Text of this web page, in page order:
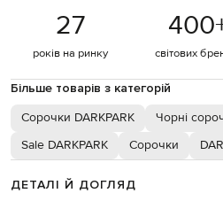
27
років на ринку
400
світових
Більше товарів з категорій
Сорочки DARKPARK Чорні
Sale DARKPARK
Сорочки
ДЕТАЛІ Й ДОГЛЯД